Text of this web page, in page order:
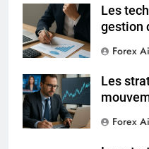
Les
gestion
Forex
Les
Forex